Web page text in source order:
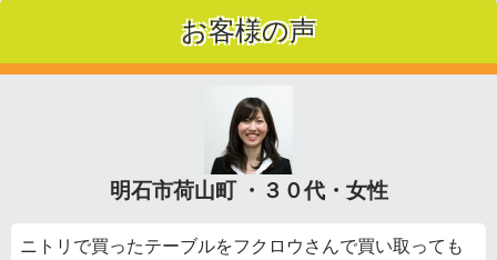
お客様の声
明石市荷山町 ・３０代・女性
ニトリで買ったテーブルをフクロウさんで買い取っても